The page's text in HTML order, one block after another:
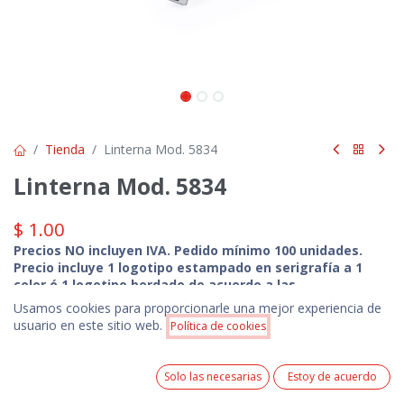
Precio:
1.00 Añadir a la cesta
0
Wishlist Cuenta
Tienda Linterna Mod. 5834
Linterna Mod. 5834
$ 1.00
Precios NO incluyen IVA. Pedido mínimo 100 unidades.
Precio incluye 1 logotipo estampado en serigrafía a 1
color ó 1 logotipo bordado de acuerdo a las
especificaciones técnicas del producto.
Usamos cookies para proporcionarle una mejor experiencia de
usuario en este sitio web.
Política de cookies
Solo las necesarias Estoy de acuerdo